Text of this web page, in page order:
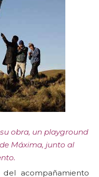
obra, un playground
Máxima, junto al
acompañamiento